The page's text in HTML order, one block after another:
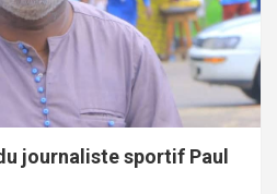
journaliste sportif Paul